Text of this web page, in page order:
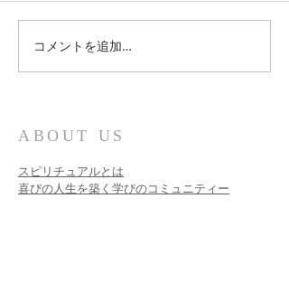
コメントを追加…
ABOUT US
スピリチュアルとは
喜びの人生を築く学びのコミュニティー